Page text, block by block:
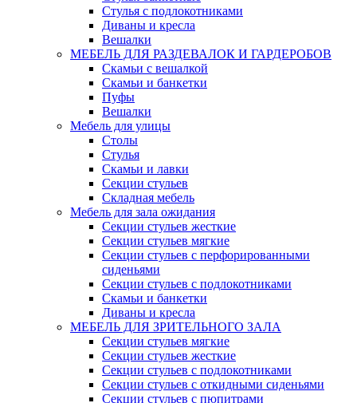
Стулья с подлокотниками
Диваны и кресла
Вешалки
МЕБЕЛЬ ДЛЯ РАЗДЕВАЛОК И ГАРДЕРОБОВ
Скамьи с вешалкой
Скамьи и банкетки
Пуфы
Вешалки
Мебель для улицы
Столы
Стулья
Скамьи и лавки
Секции стульев
Складная мебель
Мебель для зала ожидания
Секции стульев жесткие
Секции стульев мягкие
Секции стульев с перфорированными
сиденьями
Секции стульев с подлокотниками
Скамьи и банкетки
Диваны и кресла
МЕБЕЛЬ ДЛЯ ЗРИТЕЛЬНОГО ЗАЛА
Секции стульев мягкие
Секции стульев жесткие
Секции стульев с подлокотниками
Секции стульев с откидными сиденьями
Секции стульев с пюпитрами